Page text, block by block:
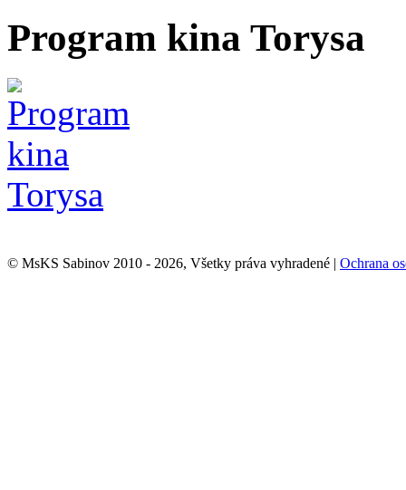
Program kina Torysa
© MsKS Sabinov 2010 - 2026, Všetky práva vyhradené | Ochrana